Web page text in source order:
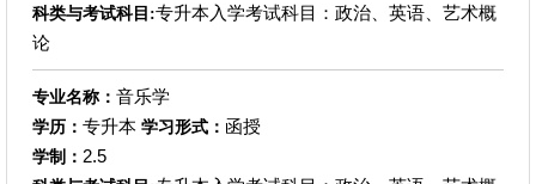
科类与考试科目:专升本入学考试科目：政治、英语、艺术概
论
专业名称： 音乐学
学历： 专升本 学习形式： 函授
学制： 2.5